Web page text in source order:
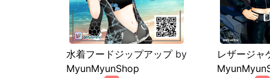
水着フードジップアップby
MyunMyunShop
レザージャ